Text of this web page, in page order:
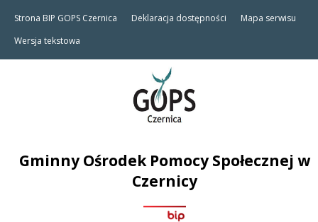
Strona BIP GOPS Czernica Deklaracja dostępności
Mapa serwisu
Wersja tekstowa
Gminny Ośrodek Pomocy Społecznej w
Czernicy